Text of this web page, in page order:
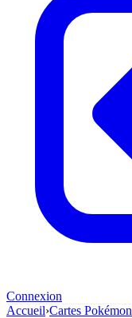
Connexion
Accueil›Cartes Pokémon